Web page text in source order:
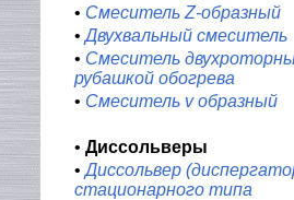
• Смеситель Z-образный
•Двухвальный смеситель
• Смеситель
рубашкой обогрева
• Смеситель v образный
• Диссольверы
•Диссольвер
стационарного типа